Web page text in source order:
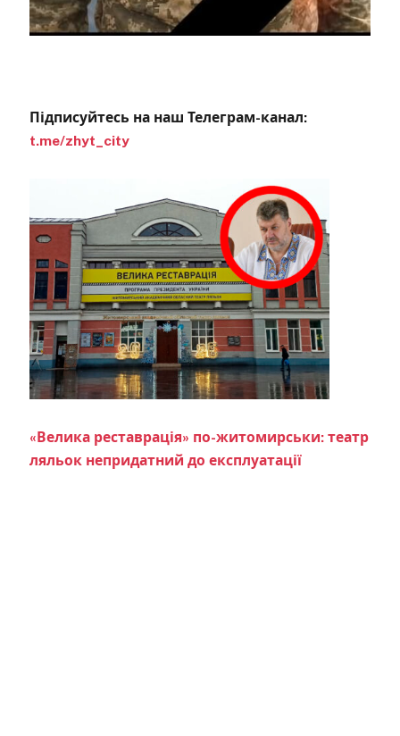
Підписуйтесь на наш Телеграм-канал:
t.me/zhyt_city
«Велика реставрація» по-житомирськи: театр
ляльок непридатний до експлуатації